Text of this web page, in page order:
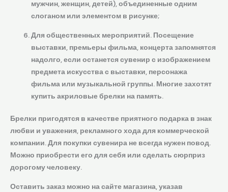
мужчин, женщин, детей), объединенные одним
слоганом или элементом в рисунке;
Для общественных мероприятий. Посещение
выставки, премьеры фильма, концерта запомнятся
надолго, если останется сувенир с изображением
предмета искусства с выставки, персонажа
фильма или музыкальной группы. Многие захотят
купить акриловые брелки на память.
Брелки пригодятся в качестве приятного подарка в знак
любви и уважения, рекламного хода для коммерческой
компании. Для покупки сувенира не всегда нужен повод.
Можно приобрести его для себя или сделать сюрприз
дорогому человеку.
Оставить заказ можно на сайте магазина, указав